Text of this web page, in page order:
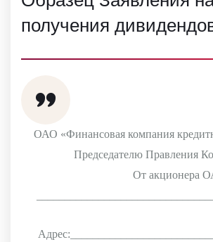
получения
ОАО «Финансовая компания
Председателю Правления
От акционера